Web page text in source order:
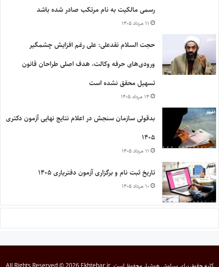
رسمی مالکیت به نام مرتکب صادر شده باشد
۱۱ مرداد ۱۴۰۵
حجت السلام نقدعلی: علی رغم افزایش چشمگیر
ورودی‌های حرفه وکالت، هدف اصلی طراحان قانون
تسهیل محقق نشده است
۱۴ مرداد ۱۴۰۵
بدقولی سازمان سنجش در اعلام نتایج نهایی آزمون دکتری
۱۴۰۵
۱۱ مرداد ۱۴۰۵
تاریخ ثبت نام و برگزاری آزمون دفتریاری ۱۴۰۵
۱۰ مرداد ۱۴۰۵